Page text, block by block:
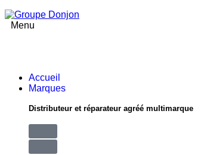
Menu
Accueil
Marques
Distributeur et réparateur agréé multimarque